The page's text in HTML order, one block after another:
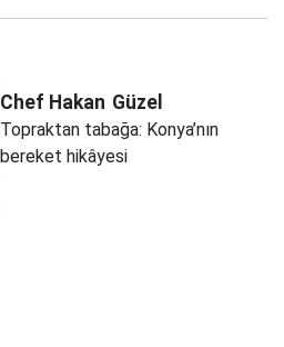
Chef Hakan Güzel
Topraktan tabağa: Konya’nın
bereket hikâyesi